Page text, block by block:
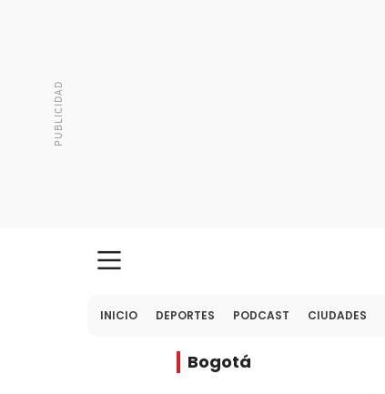
INICIO DEPORTES PODCAST CIUDADES
Bogotá